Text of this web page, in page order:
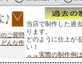
ご質問
んな作
当店で制作した過
ります。
どのように仕上が
い！
→→実際の制作例